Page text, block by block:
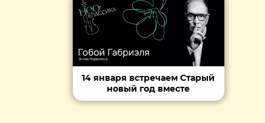
14 января встречаем Старый
новый год вместе